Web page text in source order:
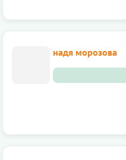
надя морозова